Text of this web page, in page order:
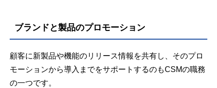
ブランドと製品のプロモーション
顧客に新製品や機能のリリース情報を共有し、そのプロ
モーションから導入までをサポートするのもCSMの職務
の一つです。